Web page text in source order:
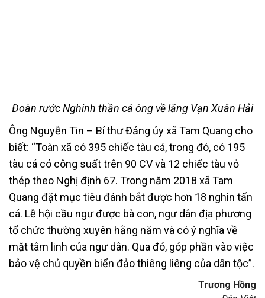
Đoàn rước Nghinh thần cá ông về lăng Vạn Xuân Hải
Ông Nguyễn Tin – Bí thư Đảng ủy xã Tam Quang cho
biết: “Toàn xã có 395 chiếc tàu cá, trong đó, có 195
tàu cá có công suất trên 90 CV và 12 chiếc tàu vỏ
thép theo Nghị định 67. Trong năm 2018 xã Tam
Quang đặt mục tiêu đánh bắt được hơn 18 nghìn tấn
cá. Lễ hội cầu ngư được bà con, ngư dân địa phương
tổ chức thường xuyên hằng năm và có ý nghĩa về
mặt tâm linh của ngư dân. Qua đó, góp phần vào việc
bảo vệ chủ quyền biển đảo thiêng liêng của dân tộc”.
Trương Hồng